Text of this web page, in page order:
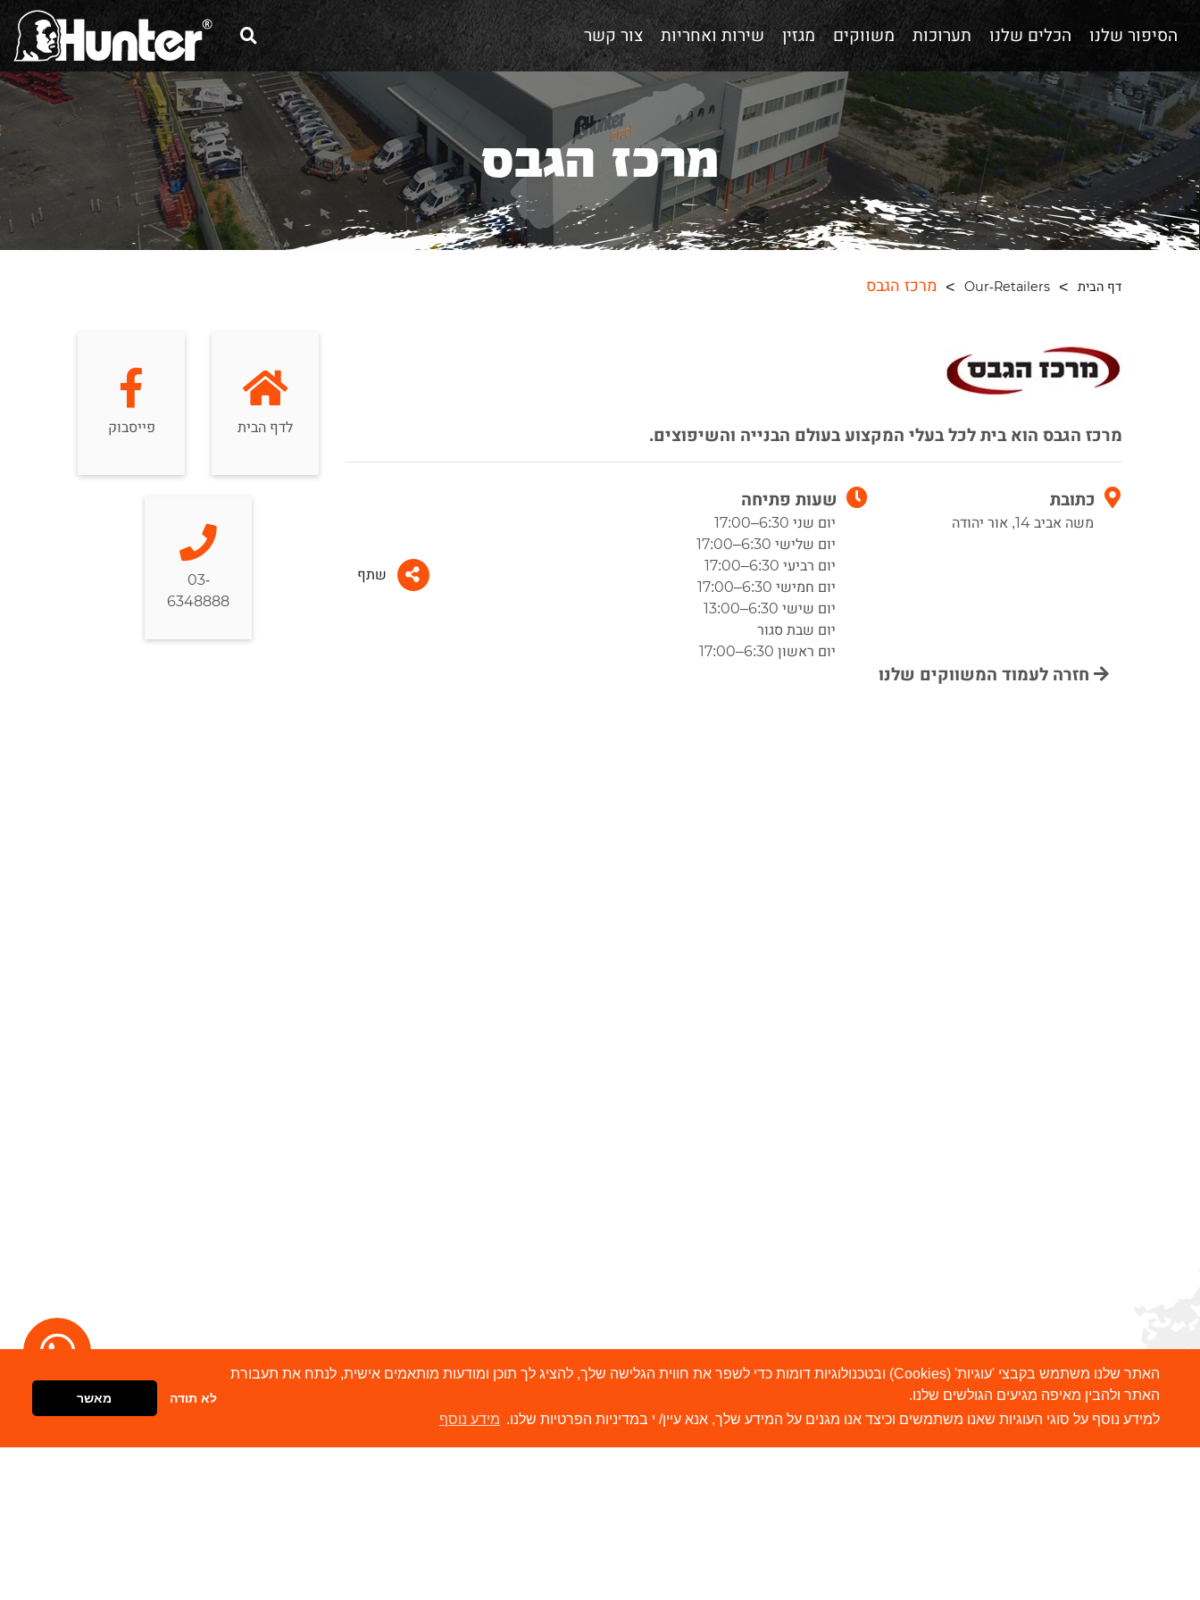
האתר שלנו משתמש בקבצי 'עוגיות' (Cookies) ובטכנולוגיות דומות כדי לשפר את חווית הגלישה שלך, להציג לך תוכן ומודעות מותאמים אישית, לנתח את תעבורת
האתר ולהבין מאיפה מגיעים הגולשים שלנו.
למידע נוסף על סוגי העוגיות שאנו משתמשים וכיצד אנו מגנים על המידע שלך, אנא עיין/ י במדיניות הפרטיות שלנו. מידע נוסף
לא תודה מאשר
הסיפור שלנו הכלים שלנו תערוכות משווקים מגזין שירות ואחריות צור קשר
מרכז הגבס
דף הבית Our-Retailers מרכז הגבס
מרכז הגבס הוא בית לכל בעלי המקצוע בעולם הבנייה והשיפוצים.
כתובת
משה אביב 14, אור יהודה
שעות פתיחה
יום שני 6:30–17:00
יום שלישי 6:30–17:00
יום רביעי 6:30–17:00
יום חמישי 6:30–17:00
יום שישי 6:30–13:00
יום שבת סגור
יום ראשון 6:30–17:00
שתף
לדף הבית פייסבוק
03-
6348888
חזרה לעמוד המשווקים שלנו
דברו איתנו